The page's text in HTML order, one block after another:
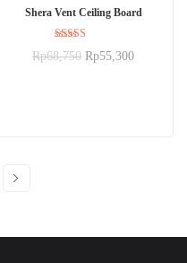
Shera Vent Ceiling Board
Dinilai
5.00
Rp68,750 Rp55,300